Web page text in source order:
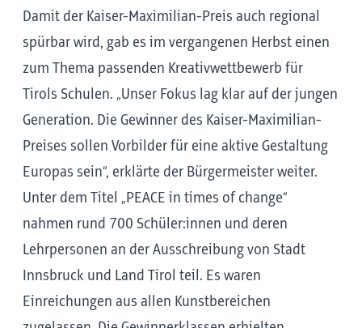
Damit der Kaiser-Maximilian-Preis auch regional
spürbar wird, gab es im vergangenen Herbst einen
zum Thema passenden Kreativwettbewerb für
Tirols Schulen. „Unser Fokus lag klar auf der jungen
Generation. Die Gewinner des Kaiser-Maximilian-
Preises sollen Vorbilder für eine aktive Gestaltung
Europas sein“, erklärte der Bürgermeister weiter.
Unter dem Titel „PEACE in times of change“
nahmen rund 700 Schüler:innen und deren
Lehrpersonen an der Ausschreibung von Stadt
Innsbruck und Land Tirol teil. Es waren
Einreichungen aus allen Kunstbereichen